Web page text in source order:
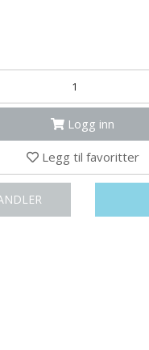
Logg inn
Legg til favoritter